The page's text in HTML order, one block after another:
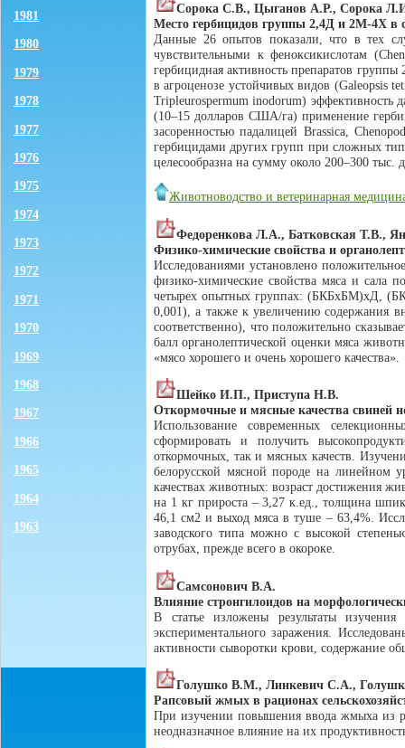
1981
1980
1979
1978
1977
1976
1975
1974
1973
1972
1971
1970
1969
1968
1967
1966
1965
1964
1963
Сорока С.В., Цыганов А.Р., Сорока
Место гербицидов группы 2,4Д и 2М-4Х в
Данные 26 опытов показали, что в тех
чувствительными к феноксикислотам
гербицидная активность препаратов
в агроценозе устойчивых видов (Galeopsis
Tripleurospermum inodorum) эффективность
(10–15 долларов США/га) применение
засоренностью падалицей Brassica,
гербицидами других групп при сложных
целесообразна на сумму около 200–300 тыс.
Животноводство и ветеринарная
Федоренкова Л.А., Батковская Т.В.,
Физико-химические свойства и
Исследованиями установлено
физико-химические свойства мяса и сала
четырех опытных группах: (БКБxБМ)xД,
0,001), а также к увеличению содержания
соответственно), что положительно
балл органолептической оценки мяса
«мясо хорошего и очень хорошего качества».
Шейко И.П., Приступа Н.В.
Откормочные и мясные качества свиней
Использование современных
сформировать и получить
откормочных, так и мясных качеств.
белорусской мясной породе на линейном
качествах животных: возраст достижения
на 1 кг прироста – 3,27 к.ед., толщина
46,1 см2 и выход мяса в туше – 63,4%.
заводского типа можно с высокой
отрубах, прежде всего в окороке.
Самсонович В.А.
Влияние стронгилоидов на
В статье изложены результаты
экспериментального заражения.
активности сыворотки крови, содержание
Голушко В.М., Линкевич С.А.,
Рапсовый жмых в рационах
При изучении повышения ввода жмыха из
неодназначное влияние на их